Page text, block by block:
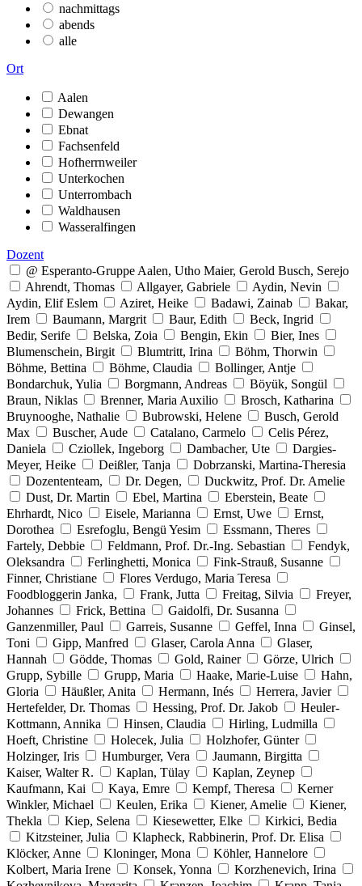
nachmittags
abends
alle
Ort
Aalen
Dewangen
Ebnat
Fachsenfeld
Hofherrnweiler
Unterkochen
Unterrombach
Waldhausen
Wasseralfingen
Dozent
@ Esperanto-Gruppe Aalen, Utho Maier, Gerold Busch, Serejo
Ahrendt, Thomas
Allgayer, Gabriele
Aydin, Nevin
Aydin, Elif Eslem
Aziret, Heike Badawi, Zainab
Bakar,
Irem
Baumann, Margrit Baur, Edith
Beck, Ingrid
Bedir, Serife
Belska, Zoia Bengin, Ekin
Bier, Ines
Blumenschein, Birgit
Blumtritt, Irina
Böhm, Thorwin
Böhme, Bettina
Böhme, Claudia
Bollinger, Antje
Bondarchuk, Yulia
Borgmann, Andreas
Böyük, Songül
Braun, Niklas
Brenner, Maria Auxilio
Brosch, Katharina
Bruynooghe, Nathalie
Bubrowski, Helene
Busch, Gerold
Max
Buscher, Aude Catalano, Carmelo
Celis Pérez,
Daniela
Cziollek, Ingeborg Dambacher, Ute
Dargies-
Meyer, Heike
Deißler, Tanja
Dobrzanski, Martina-Theresia
Dozententeam,
Dr. Degen,
Duckwitz, Prof. Dr. Amelie
Dust, Dr. Martin
Ebel, Martina
Eberstein, Beate
Ehrhardt, Nico
Eisele, Marianna Ernst, Uwe
Ernst,
Dorothea
Esrefoglu, Bengü Yesim
Essmann, Theres
Fartely, Debbie
Feldmann, Prof. Dr.-Ing. Sebastian
Fendyk,
Oleksandra
Ferlinghetti, Monica
Fink-Strauß, Susanne
Finner, Christiane
Flores Verdugo, Maria Teresa
Foodbloggerin Janka,
Frank, Jutta Freitag, Silvia
Freyer,
Johannes
Frick, Bettina
Gaidolfi, Dr. Susanna
Ganzenmiller, Paul
Garreis, Susanne Geffel, Inna
Ginsel,
Toni
Gipp, Manfred Glaser, Carola Anna
Glaser,
Hannah
Gödde, Thomas Gold, Rainer
Görze, Ulrich
Grupp, Sybille
Grupp, Maria Haake, Marie-Luise
Hahn,
Gloria
Häußler, Anita Hermann, Inés
Herrera, Javier
Hertefelder, Dr. Thomas
Hessing, Prof. Dr. Jakob
Heuler-
Kottmann, Annika
Hinsen, Claudia
Hirling, Ludmilla
Hoeft, Christine
Holecek, Julia
Holzhofer, Günter
Holzinger, Iris
Humburger, Vera
Jaumann, Birgitta
Kaiser, Walter R.
Kaplan, Tülay
Kaplan, Zeynep
Kaufmann, Kai
Kaya, Emre Kempf, Theresa
Kerner
Winkler, Michael
Keulen, Erika Kiener, Amelie
Kiener,
Thekla
Kiep, Selena Kiesewetter, Elke
Kirkici, Bedia
Kitzsteiner, Julia
Klapheck, Rabbinerin, Prof. Dr. Elisa
Klöcker, Anne
Kloninger, Mona
Köhler, Hannelore
Kolbert, Maria Irene
Konsek, Yonna
Korzhenevich, Irina